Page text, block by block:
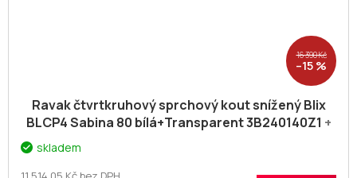
16 390 Kč
–15 %
Ravak čtvrtkruhový sprchový kout snížený Blix
BLCP4 Sabina 80 bílá+Transparent 3B240140Z1 +
voucher# Dodatečná sleva 5% kód: KOUPELNA
skladem